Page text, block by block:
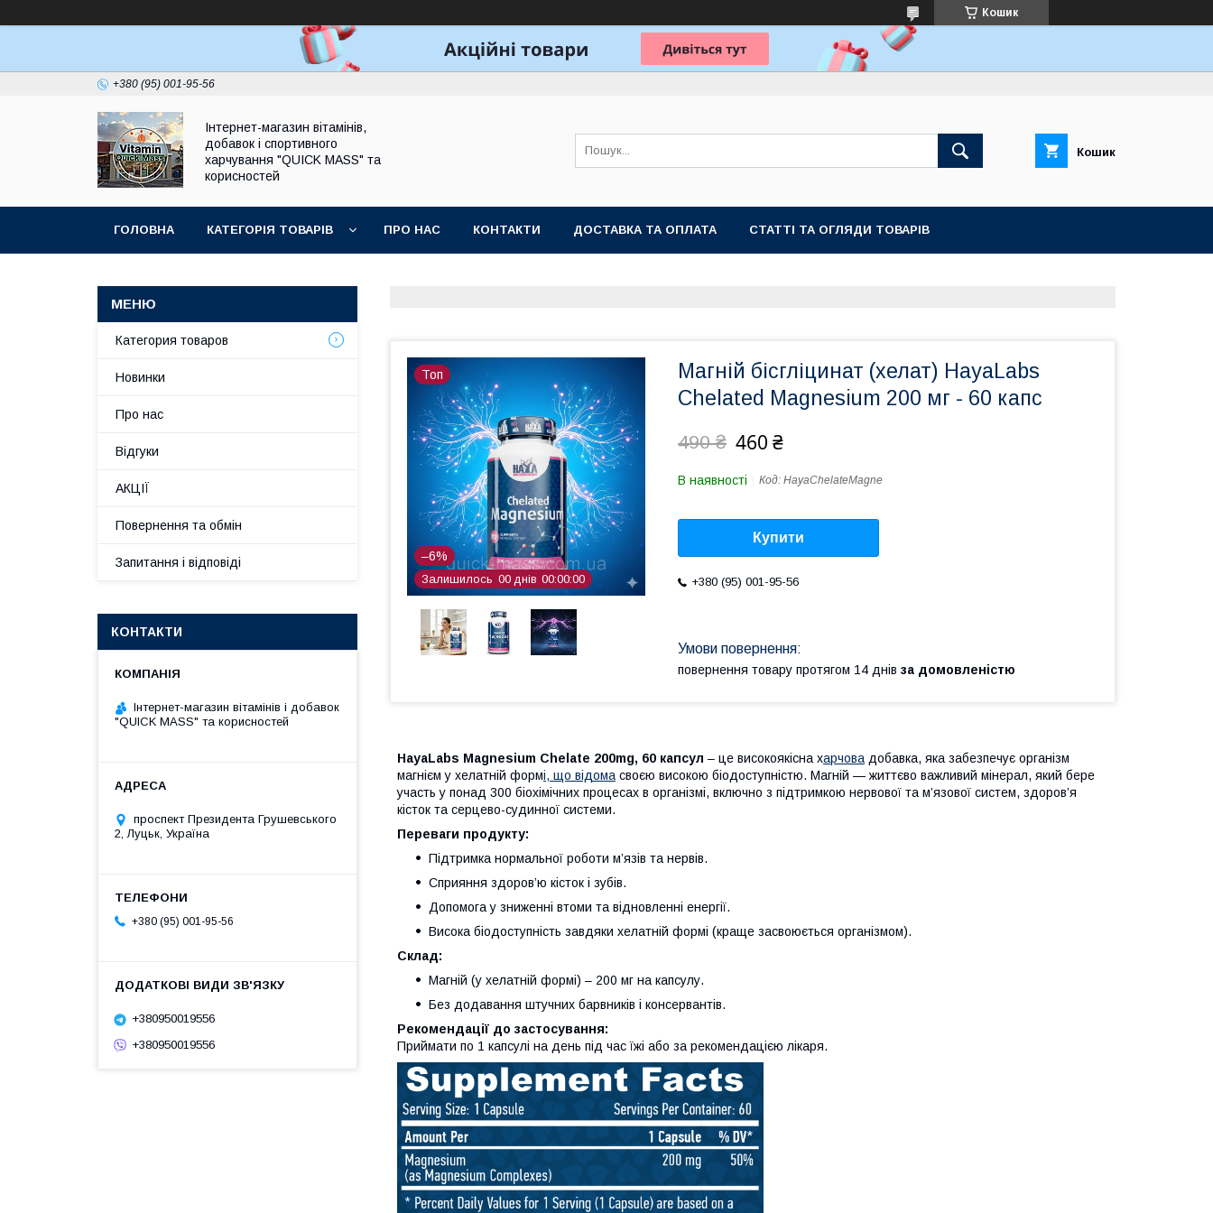
Кошик
+380 (95) 001-95-56
Інтернет-магазин вітамінів,
добавок і спортивного
харчування "QUICK MASS" та
корисностей
Кошик
ГОЛОВНА КАТЕГОРІЯ ТОВАРІВ ПРО НАС КОНТАКТИ ДОСТАВКА ТА ОПЛАТА СТАТТІ ТА ОГЛЯДИ ТОВАРІВ
Топ
–6%
Залишилось 00 днів 00 00 00
Магній бісгліцинат (хелат) HayaLabs
Chelated Magnesium 200 мг - 60 капс
490 ₴ 460 ₴
В наявності Код: HayaChelateMagne
Купити
+380 (95) 001-95-56
повернення товару протягом 14 днів за домовленістю
HayaLabs Magnesium Chelate 200mg, 60 капсул – це високоякісна харчова добавка, яка забезпечує організм
магнієм у хелатній формі, що відома своєю високою біодоступністю. Магній — життєво важливий мінерал, який бере
участь у понад 300 біохімічних процесах в організмі, включно з підтримкою нервової та м’язової систем, здоров’я
кісток та серцево-судинної системи.
Переваги продукту:
Підтримка нормальної роботи м’язів та нервів.
Сприяння здоров’ю кісток і зубів.
Допомога у зниженні втоми та відновленні енергії.
Висока біодоступність завдяки хелатній формі (краще засвоюється організмом).
Склад:
Магній (у хелатній формі) – 200 мг на капсулу.
Без додавання штучних барвників і консервантів.
Рекомендації до застосування:
Приймати по 1 капсулі на день під час їжі або за рекомендацією лікаря.
Категория товаров
Новинки
Про нас
Відгуки
АКЦІЇ
Повернення та обмін
Запитання і відповіді
КОНТАКТИ
Інтернет-магазин вітамінів і добавок
"QUICK MASS" та корисностей
проспект Президента Грушевського
2, Луцьк, Україна
+380 (95) 001-95-56
+380950019556
+380950019556